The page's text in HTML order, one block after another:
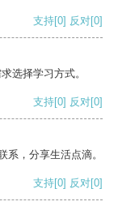
支持[0] 反对[0]
选择学习方式。
支持[0] 反对[0]
，分享生活点滴。
支持[0] 反对[0]